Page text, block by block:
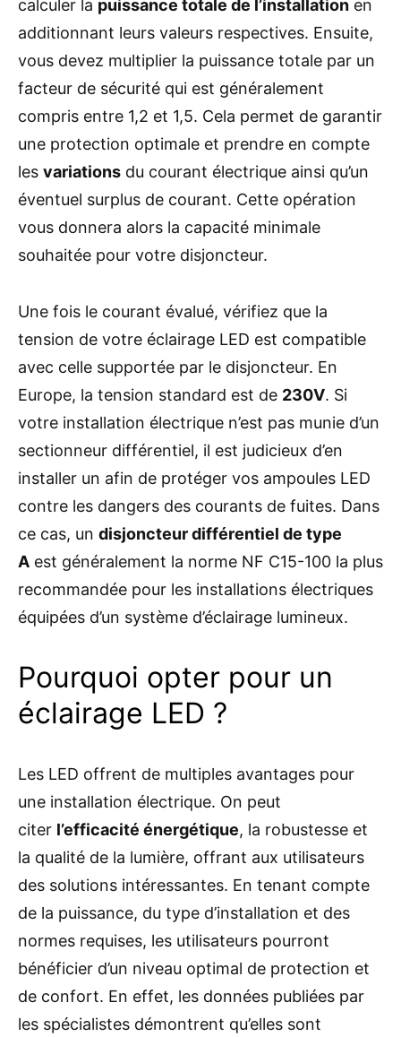
calculer la puissance totale de l’installation en
additionnant leurs valeurs respectives. Ensuite,
vous devez multiplier la puissance totale par un
facteur de sécurité qui est généralement
compris entre 1,2 et 1,5. Cela permet de garantir
une protection optimale et prendre en compte
les variations du courant électrique ainsi qu’un
éventuel surplus de courant. Cette opération
vous donnera alors la capacité minimale
souhaitée pour votre disjoncteur.
Une fois le courant évalué, vérifiez que la
tension de votre éclairage LED est compatible
avec celle supportée par le disjoncteur. En
Europe, la tension standard est de 230V. Si
votre installation électrique n’est pas munie d’un
sectionneur différentiel, il est judicieux d’en
installer un afin de protéger vos ampoules LED
contre les dangers des courants de fuites. Dans
ce cas, un disjoncteur différentiel de type
A est généralement la norme NF C15-100 la plus
recommandée pour les installations électriques
équipées d’un système d’éclairage lumineux.
Pourquoi opter pour un
éclairage LED ?
Les LED offrent de multiples avantages pour
une installation électrique. On peut
citer l’efficacité énergétique, la robustesse et
la qualité de la lumière, offrant aux utilisateurs
des solutions intéressantes. En tenant compte
de la puissance, du type d’installation et des
normes requises, les utilisateurs pourront
bénéficier d’un niveau optimal de protection et
de confort. En effet, les données publiées par
les spécialistes démontrent qu’elles sont